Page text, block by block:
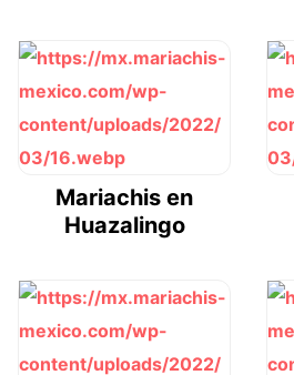
Mariachis en
Huazalingo